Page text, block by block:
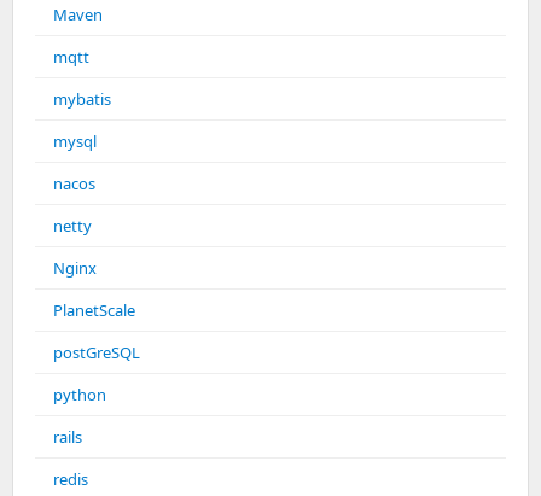
Maven
mqtt
mybatis
mysql
nacos
netty
Nginx
PlanetScale
postGreSQL
python
rails
redis